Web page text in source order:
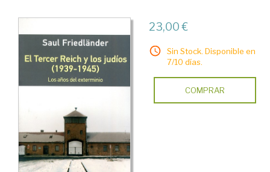
23,00 €
Sin Stock. Disponible en
7/10 días.
COMPRAR